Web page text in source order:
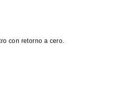
con retorno a cero.